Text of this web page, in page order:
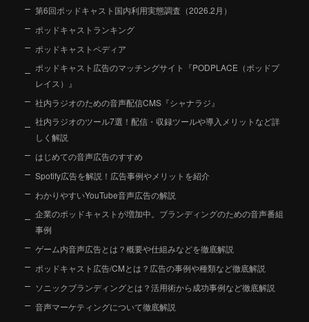
第6回ポッドキャスト国内利用実態調査（2026.2月）
ポッドキャストランキング
ポッドキャストペディア
ポッドキャスト広告のマッチングサイト『PODPLACE（ポッドプ
レイス）』
社内ラジオのための音声配信CMS『シャナラジ』
社内ラジオのツール7選！配信・収録ツールや導入メリットなど詳
しく解説
はじめての音声広告のすすめ
Spotify広告を解説！広告事例やメリットを紹介
わかりやすいYouTube音声広告の解説
企業のポッドキャストが増加中。ブランディングのための音声番組
事例
ゲーム内音声広告とは？概要や仕組みなどを徹底解説
ポッドキャスト広告/CMとは？広告の事例や種類など徹底解説
ソニックブランディングとは？活用術から成功事例など徹底解説
音声マーケティングについて徹底解説